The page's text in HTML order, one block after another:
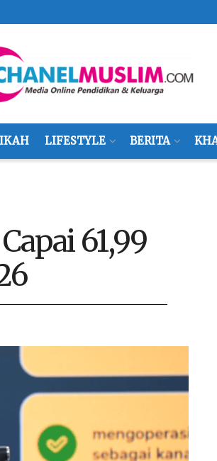
LIFESTYLE BERITA
61,99